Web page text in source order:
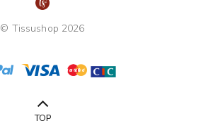
© Tissushop 2026
TOP